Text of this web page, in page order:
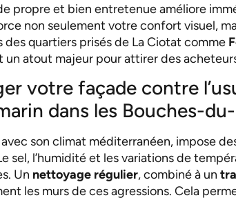
propre et bien entretenue améliore
non seulement votre confort visuel,
des quartiers prisés de La Ciotat comme
un atout majeur pour attirer des
votre façade contre
dans les Bouches-
son climat méditerranéen, impose
sel, l’humidité et les variations de
Un nettoyage régulier, combiné à un
les murs de ces agressions. Cela